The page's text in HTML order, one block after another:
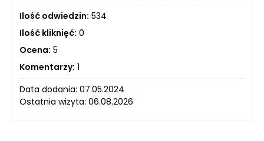
Ilość odwiedzin: 534
Ilość kliknięć: 0
Ocena: 5
Komentarzy: 1
Data dodania: 07.05.2024
Ostatnia wizyta: 06.08.2026